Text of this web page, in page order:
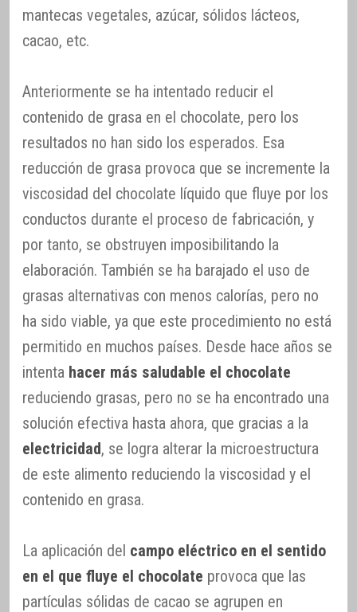
mantecas vegetales, azúcar, sólidos lácteos,
cacao, etc.
Anteriormente se ha intentado reducir el
contenido de grasa en el chocolate, pero los
resultados no han sido los esperados. Esa
reducción de grasa provoca que se incremente la
viscosidad del chocolate líquido que fluye por los
conductos durante el proceso de fabricación, y
por tanto, se obstruyen imposibilitando la
elaboración. También se ha barajado el uso de
grasas alternativas con menos calorías, pero no
ha sido viable, ya que este procedimiento no está
permitido en muchos países. Desde hace años se
intenta hacer más saludable el chocolate
reduciendo grasas, pero no se ha encontrado una
solución efectiva hasta ahora, que gracias a la
electricidad, se logra alterar la microestructura
de este alimento reduciendo la viscosidad y el
contenido en grasa.
La aplicación del campo eléctrico en el sentido
en el que fluye el chocolate provoca que las
partículas sólidas de cacao se agrupen en